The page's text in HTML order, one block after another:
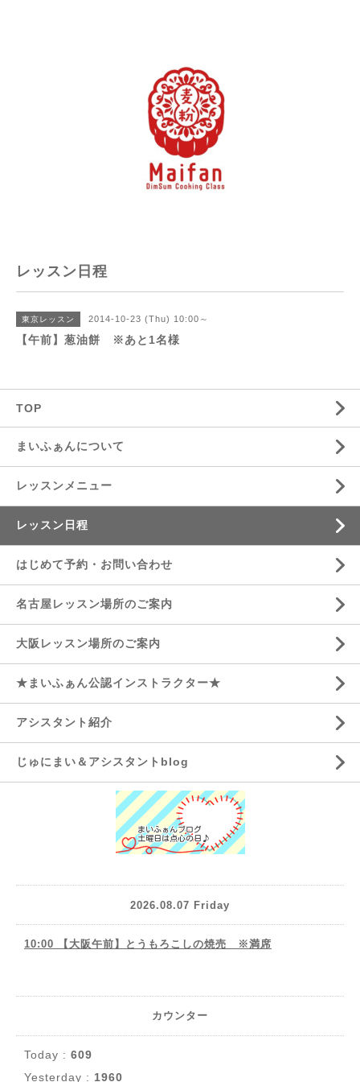
レッスン日程
東京レッスン 2014-10-23 (Thu) 10:00～
【午前】葱油餅 ※あと1名様
TOP
まいふぁんについて
レッスンメニュー
レッスン日程
はじめて予約・お問い合わせ
名古屋レッスン場所のご案内
大阪レッスン場所のご案内
★まいふぁん公認インストラクター★
アシスタント紹介
じゅにまい＆アシスタントblog
2026.08.07 Friday
10:00 【大阪午前】とうもろこしの焼売 ※満席
カウンター
Today : 609
Yesterday : 1960